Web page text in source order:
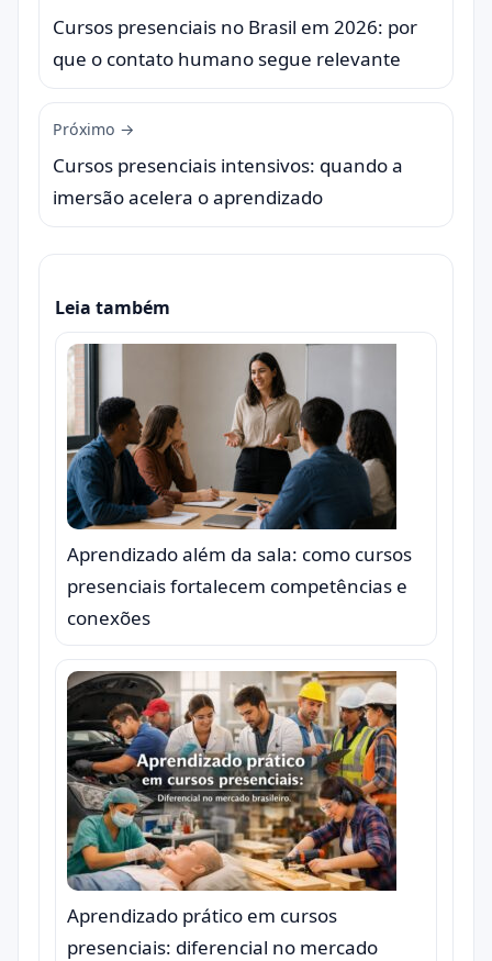
Cursos presenciais no Brasil em 2026: por
que o contato humano segue relevante
Próximo →
Cursos presenciais intensivos: quando a
imersão acelera o aprendizado
Leia também
Aprendizado além da sala: como cursos
presenciais fortalecem competências e
conexões
Aprendizado prático em cursos
presenciais: diferencial no mercado